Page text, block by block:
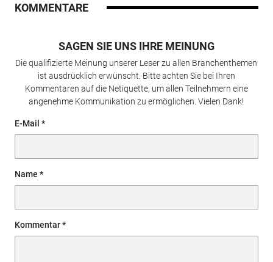
KOMMENTARE
SAGEN SIE UNS IHRE MEINUNG
Die qualifizierte Meinung unserer Leser zu allen Branchenthemen
ist ausdrücklich erwünscht. Bitte achten Sie bei Ihren
Kommentaren auf die Netiquette, um allen Teilnehmern eine
angenehme Kommunikation zu ermöglichen. Vielen Dank!
E-Mail
Name
Kommentar